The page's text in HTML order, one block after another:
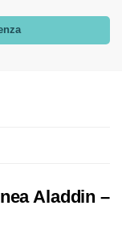
Aladdin –